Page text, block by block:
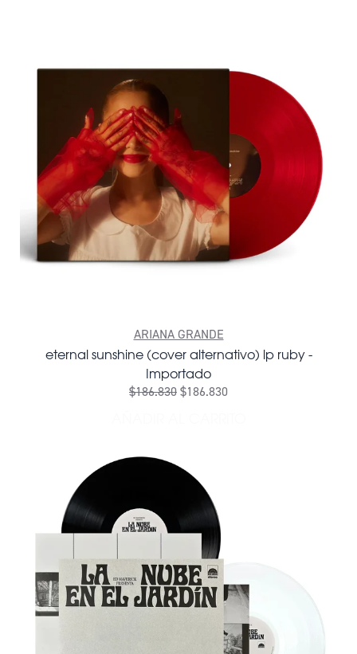
ARIANA GRANDE
eternal sunshine (cover alternativo) lp ruby -
Importado
$186.830$186.830